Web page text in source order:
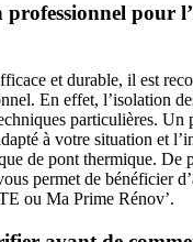
professionnel pour
et durable, il est
En effet, l’isolation
particulières. Un
à votre situation et
de pont thermique. De
permet de bénéficier
ou Ma Prime Rénov’.